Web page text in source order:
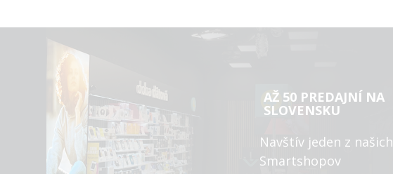
AŽ 50 PREDAJNÍ NA
SLOVENSKU
Navštív jeden z našich
Smartshopov